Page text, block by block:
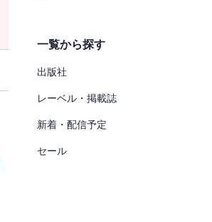
一覧から探す
出版社
レーベル・掲載誌
新着・配信予定
セール